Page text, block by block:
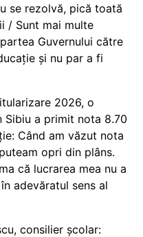
se rezolvă, pică toată
/ Sunt mai multe
Guvernului către
și nu par a fi
2026, o
Sibiu a primit nota 8.70
Când am văzut nota
opri din plâns.
că lucrarea mea nu a
adevăratul sens al
consilier școlar: